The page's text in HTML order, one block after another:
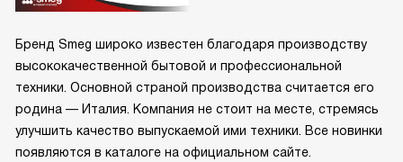
Бренд Smeg широко известен благодаря производству
высококачественной бытовой и профессиональной
техники. Основной страной производства считается его
родина — Италия. Компания не стоит на месте, стремясь
улучшить качество выпускаемой ими техники. Все новинки
появляются в каталоге на официальном сайте.